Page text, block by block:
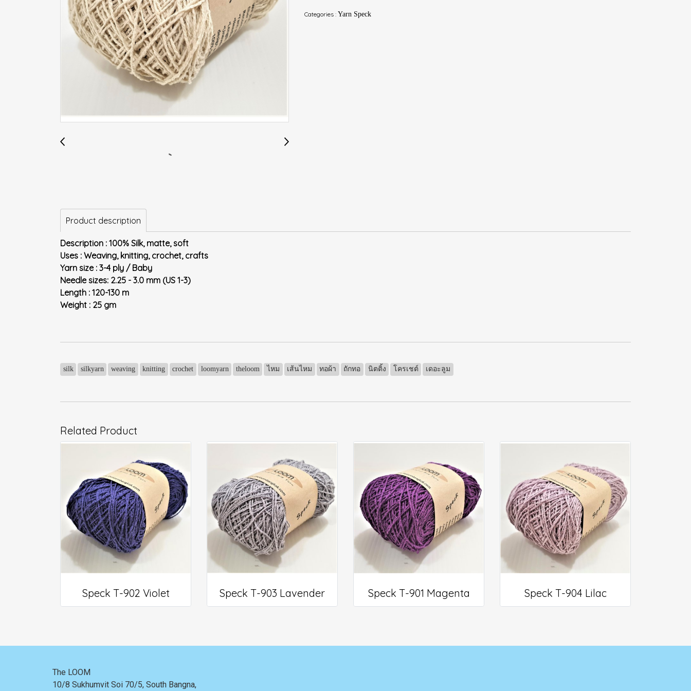
Categories : Yarn Speck
Product description
Description : 100% Silk, matte, soft
Uses : Weaving, knitting, crochet, crafts
Yarn size : 3-4 ply / Baby
Needle sizes: 2.25 - 3.0 mm (US 1-3)
Length : 120-130 m
Weight : 25 gm
silk silkyarn weaving knitting crochet loomyarn theloom ไหม เส้นไหม ทอผ้า ถักทอ นิตติ้ง โครเชต์ เดอะลูม
Related Product
Speck T-902 Violet Speck T-903 Lavender Speck T-901 Magenta Speck T-904 Lilac
The LOOM
10/8 Sukhumvit Soi 70/5, South Bangna,